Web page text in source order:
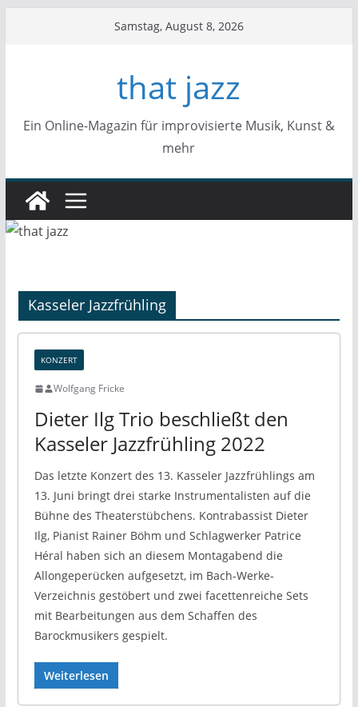
Samstag, August 8, 2026
that jazz
Ein Online-Magazin für improvisierte Musik, Kunst &
mehr
Kasseler Jazzfrühling
KONZERT
Wolfgang Fricke
Dieter Ilg Trio beschließt den
Kasseler Jazzfrühling 2022
Das letzte Konzert des 13. Kasseler Jazzfrühlings am
13. Juni bringt drei starke Instrumentalisten auf die
Bühne des Theaterstübchens. Kontrabassist Dieter
Ilg, Pianist Rainer Böhm und Schlagwerker Patrice
Héral haben sich an diesem Montagabend die
Allongeperücken aufgesetzt, im Bach-Werke-
Verzeichnis gestöbert und zwei facettenreiche Sets
mit Bearbeitungen aus dem Schaffen des
Barockmusikers gespielt.
Weiterlesen